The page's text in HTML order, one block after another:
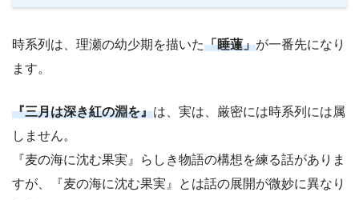
時系列は、理瀬の幼少期を描いた「睡蓮」が一番先になり
ます。
『三月は深き紅の淵を』は、実は、厳密には時系列には属
しません。
『麦の海に沈む果実』らしき物語の構想を練る話がありま
すが、『麦の海に沈む果実』とは話の展開が微妙に異なり